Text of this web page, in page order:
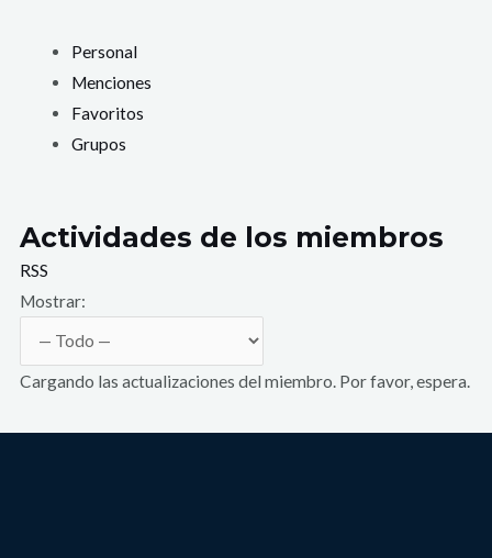
Personal
Menciones
Favoritos
Grupos
Actividades de los miembros
RSS
Mostrar:
Cargando las actualizaciones del miembro. Por favor, espera.